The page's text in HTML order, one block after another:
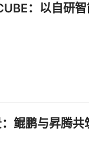
：以自研
鲲鹏与昇腾共